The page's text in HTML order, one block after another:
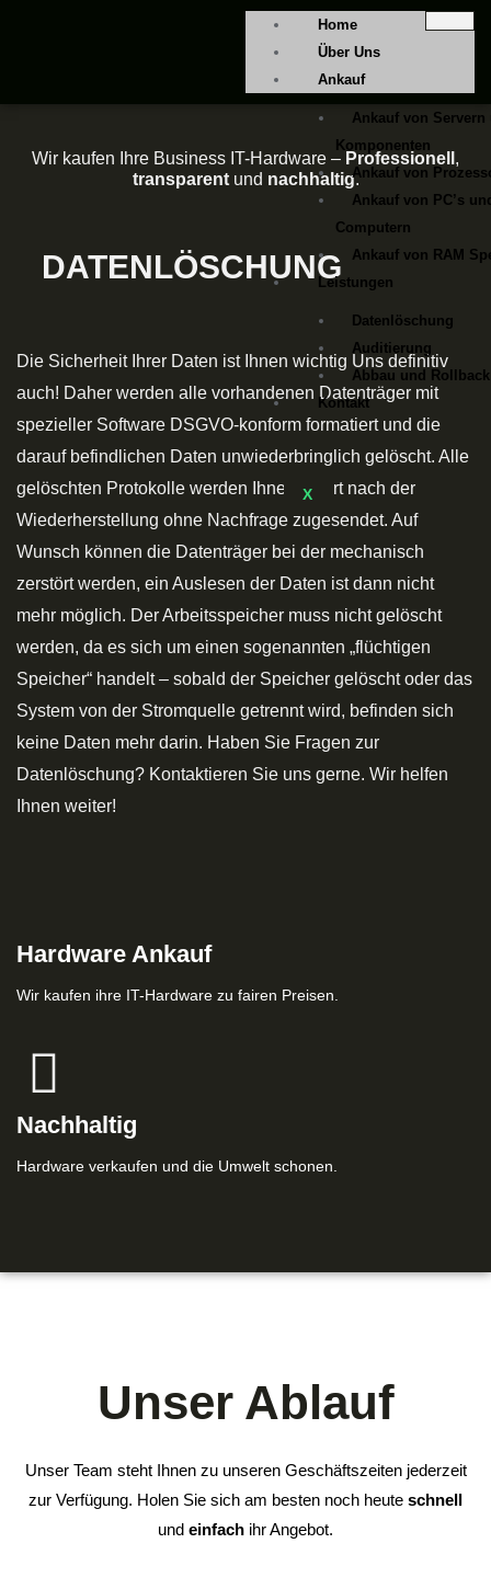
Home
Über Uns
Ankauf
Ankauf von Servern
Komponenten
Ankauf von
Ankauf von PC’s
Computern
Ankauf von RAM
Leistungen
Datenlöschung
Auditierung
Abbau und Rollback
Kontakt
X
Wir kaufen Ihre Business IT-Hardware – Professionell ,
transparentund nachhaltig.
DATENLÖSCHUNG
Die Sicherheit Ihrer Daten ist Ihnen wichtig Uns definitiv
auch! Daher werden alle vorhandenen Datenträger mit
spezieller Software DSGVO-konform formatiert und die
darauf befindlichen Daten unwiederbringlich gelöscht. Alle
gelöschten Protokolle werden Ihnen sofort nach der
Wiederherstellung ohne Nachfrage zugesendet. Auf
Wunsch können die Datenträger bei der mechanisch
zerstört werden, ein Auslesen der Daten ist dann nicht
mehr möglich. Der Arbeitsspeicher muss nicht gelöscht
werden, da es sich um einen sogenannten „flüchtigen
Speicher“ handelt – sobald der Speicher gelöscht oder das
System von der Stromquelle getrennt wird, befinden sich
keine Daten mehr darin. Haben Sie Fragen zur
Datenlöschung? Kontaktieren Sie uns gerne. Wir helfen
Ihnen weiter!
Hardware Ankauf
Wir kaufen ihre IT-Hardware zu fairen Preisen.
Nachhaltig
Hardware verkaufen und die Umwelt schonen.
Unser Ablauf
Unser Team steht Ihnen zu unseren Geschäftszeiten jederzeit
zur Verfügung. Holen Sie sich am besten noch heute schnell
und einfach ihr Angebot.